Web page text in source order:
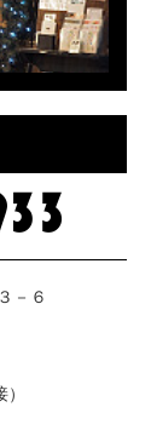
－６